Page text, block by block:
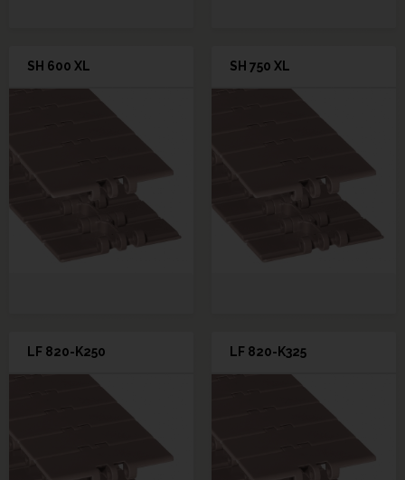
SH 600 XL SH 750 XL
LF 820-K250 LF 820-K325